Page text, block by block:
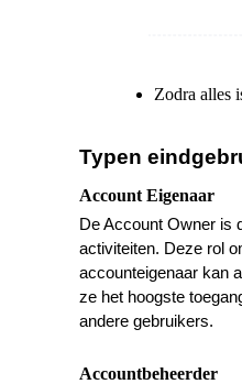
Zodra alles
Typen
Account Eigenaar
De Account Owner is
activiteiten. Deze rol
accounteigenaar kan
ze het hoogste
andere gebruikers.
Accountbeheerder